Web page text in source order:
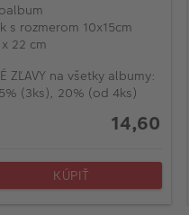
s rozmerom 10x15cm
22 cm
ZĽAVY na všetky albumy:
(3ks), 20% (od 4ks)
14,60
KÚPIŤ